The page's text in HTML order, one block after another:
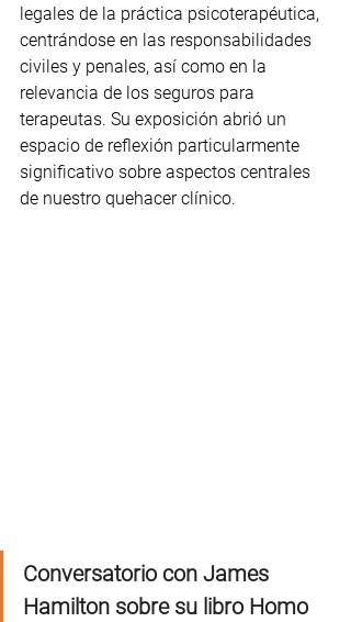
legales de la práctica psicoterapéutica,
centrándose en las responsabilidades
civiles y penales, así como en la
relevancia de los seguros para
terapeutas. Su exposición abrió un
espacio de reflexión particularmente
significativo sobre aspectos centrales
de nuestro quehacer clínico.
Conversatorio con James
Hamilton sobre su libro Homo